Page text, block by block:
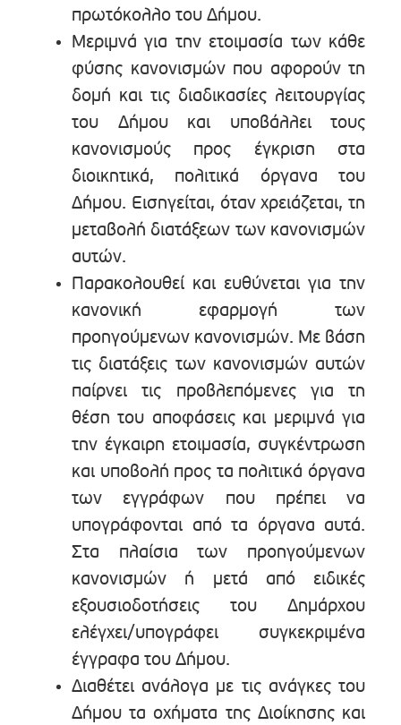
πρωτόκολλο του Δήμου.
Μεριμνά για την ετοιμασία των κάθε
φύσης κανονισμών που αφορούν τη
δομή και τις διαδικασίες λειτουργίας
του Δήμου και υποβάλλει τους
κανονισμούς προς έγκριση στα
διοικητικά, πολιτικά όργανα του
Δήμου. Εισηγείται, όταν χρειάζεται, τη
μεταβολή διατάξεων των κανονισμών
αυτών.
Παρακολουθεί και ευθύνεται για την
κανονική εφαρμογή των
προηγούμενων κανονισμών. Με βάση
τις διατάξεις των κανονισμών αυτών
παίρνει τις προβλεπόμενες για τη
θέση του αποφάσεις και μεριμνά για
την έγκαιρη ετοιμασία, συγκέντρωση
και υποβολή προς τα πολιτικά όργανα
των εγγράφων που πρέπει να
υπογράφονται από τα όργανα αυτά.
Στα πλαίσια των προηγούμενων
κανονισμών ή μετά από ειδικές
εξουσιοδοτήσεις του Δημάρχου
ελέγχει/υπογράφει συγκεκριμένα
έγγραφα του Δήμου.
Διαθέτει ανάλογα με τις ανάγκες του
Δήμου τα οχήματα της Διοίκησης και